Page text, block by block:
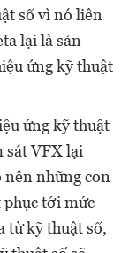
số vì nó liên
lại là sản
ứng kỹ thuật
ứng kỹ thuật
sát VFX lại
nên những con
phục tới mức
từ kỹ thuật số,